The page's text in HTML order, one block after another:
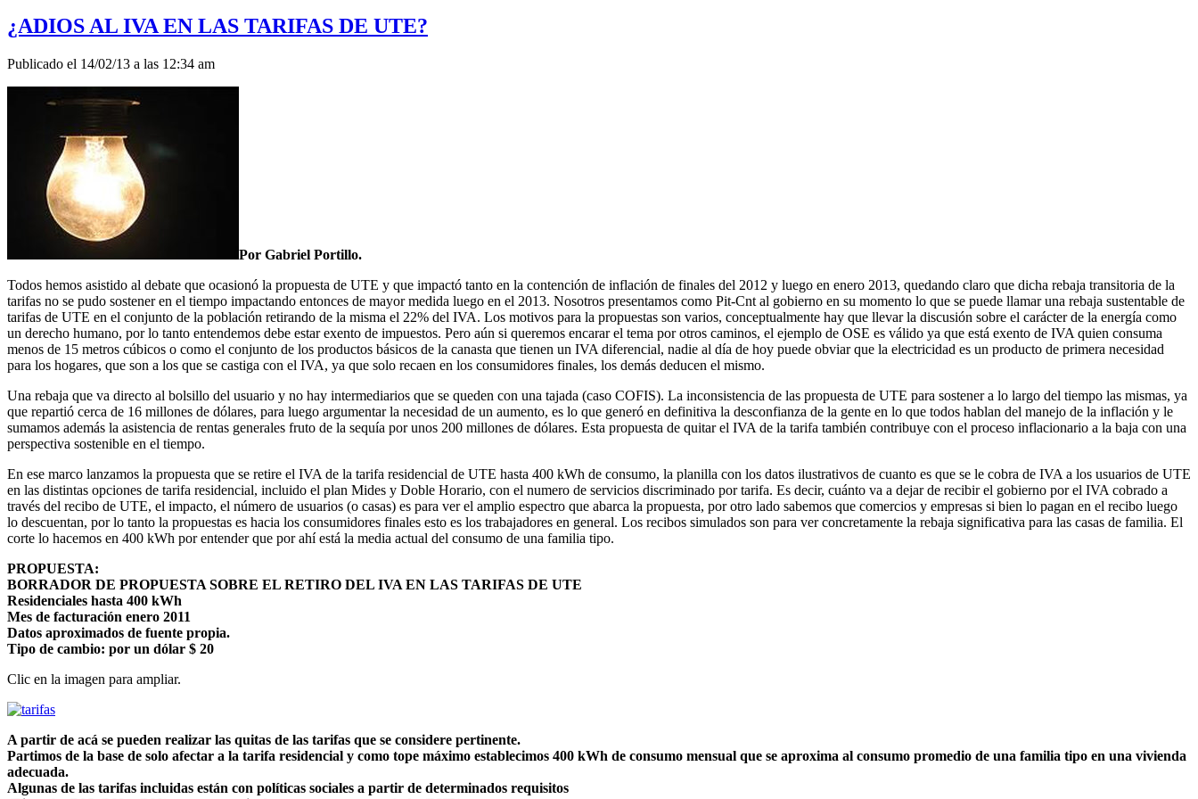
¿ADIOS AL IVA EN LAS TARIFAS DE UTE?
Publicado el 14/02/13 a las 12:34 am
Por Gabriel Portillo.
Todos hemos asistido al debate que ocasionó la propuesta de UTE y que impactó tanto en la contención de inflación de finales del 2012 y luego en enero 2013, quedando claro que dicha rebaja transitoria de la
tarifas no se pudo sostener en el tiempo impactando entonces de mayor medida luego en el 2013. Nosotros presentamos como Pit-Cnt al gobierno en su momento lo que se puede llamar una rebaja sustentable de
tarifas de UTE en el conjunto de la población retirando de la misma el 22% del IVA. Los motivos para la propuestas son varios, conceptualmente hay que llevar la discusión sobre el carácter de la energía como
un derecho humano, por lo tanto entendemos debe estar exento de impuestos. Pero aún si queremos encarar el tema por otros caminos, el ejemplo de OSE es válido ya que está exento de IVA quien consuma
menos de 15 metros cúbicos o como el conjunto de los productos básicos de la canasta que tienen un IVA diferencial, nadie al día de hoy puede obviar que la electricidad es un producto de primera necesidad
para los hogares, que son a los que se castiga con el IVA, ya que solo recaen en los consumidores finales, los demás deducen el mismo.
Una rebaja que va directo al bolsillo del usuario y no hay intermediarios que se queden con una tajada (caso COFIS). La inconsistencia de las propuesta de UTE para sostener a lo largo del tiempo las mismas, ya
que repartió cerca de 16 millones de dólares, para luego argumentar la necesidad de un aumento, es lo que generó en definitiva la desconfianza de la gente en lo que todos hablan del manejo de la inflación y le
sumamos además la asistencia de rentas generales fruto de la sequía por unos 200 millones de dólares. Esta propuesta de quitar el IVA de la tarifa también contribuye con el proceso inflacionario a la baja con una
perspectiva sostenible en el tiempo.
En ese marco lanzamos la propuesta que se retire el IVA de la tarifa residencial de UTE hasta 400 kWh de consumo, la planilla con los datos ilustrativos de cuanto es que se le cobra de IVA a los usuarios de UTE
en las distintas opciones de tarifa residencial, incluido el plan Mides y Doble Horario, con el numero de servicios discriminado por tarifa. Es decir, cuánto va a dejar de recibir el gobierno por el IVA cobrado a
través del recibo de UTE, el impacto, el número de usuarios (o casas) es para ver el amplio espectro que abarca la propuesta, por otro lado sabemos que comercios y empresas si bien lo pagan en el recibo luego
lo descuentan, por lo tanto la propuestas es hacia los consumidores finales esto es los trabajadores en general. Los recibos simulados son para ver concretamente la rebaja significativa para las casas de familia. El
corte lo hacemos en 400 kWh por entender que por ahí está la media actual del consumo de una familia tipo.
PROPUESTA:
BORRADOR DE PROPUESTA SOBRE EL RETIRO DEL IVA EN LAS TARIFAS DE UTE
Residenciales hasta 400 kWh
Mes de facturación enero 2011
Datos aproximados de fuente propia.
Tipo de cambio: por un dólar $ 20
Clic en la imagen para ampliar.
A partir de acá se pueden realizar las quitas de las tarifas que se considere pertinente.
Partimos de la base de solo afectar a la tarifa residencial y como tope máximo establecimos 400 kWh de consumo mensual que se aproxima al consumo promedio de una familia tipo en una vivienda
adecuada.
Algunas de las tarifas incluidas están con políticas sociales a partir de determinados requisitos